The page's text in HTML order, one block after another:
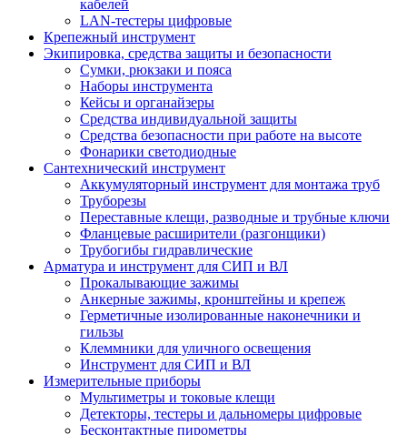
кабелей
LAN-тестеры цифровые
Крепежный инструмент
Экипировка, средства защиты и безопасности
Сумки, рюкзаки и пояса
Наборы инструмента
Кейсы и органайзеры
Средства индивидуальной защиты
Средства безопасности при работе на высоте
Фонарики светодиодные
Сантехнический инструмент
Аккумуляторный инструмент для монтажа труб
Труборезы
Переставные клещи, разводные и трубные ключи
Фланцевые расширители (разгонщики)
Трубогибы гидравлические
Арматура и инструмент для СИП и ВЛ
Прокалывающие зажимы
Анкерные зажимы, кронштейны и крепеж
Герметичные изолированные наконечники и
гильзы
Клеммники для уличного освещения
Инструмент для СИП и ВЛ
Измерительные приборы
Мультиметры и токовые клещи
Детекторы, тестеры и дальномеры цифровые
Бесконтактные пирометры